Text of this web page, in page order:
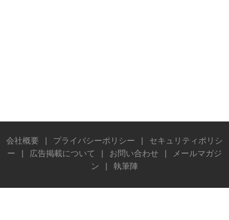
会社概要 プライバシーポリシー
セキュリティポリシ
ー
広告掲載について お問い合わせ
メールマガジ
ン
執筆陣